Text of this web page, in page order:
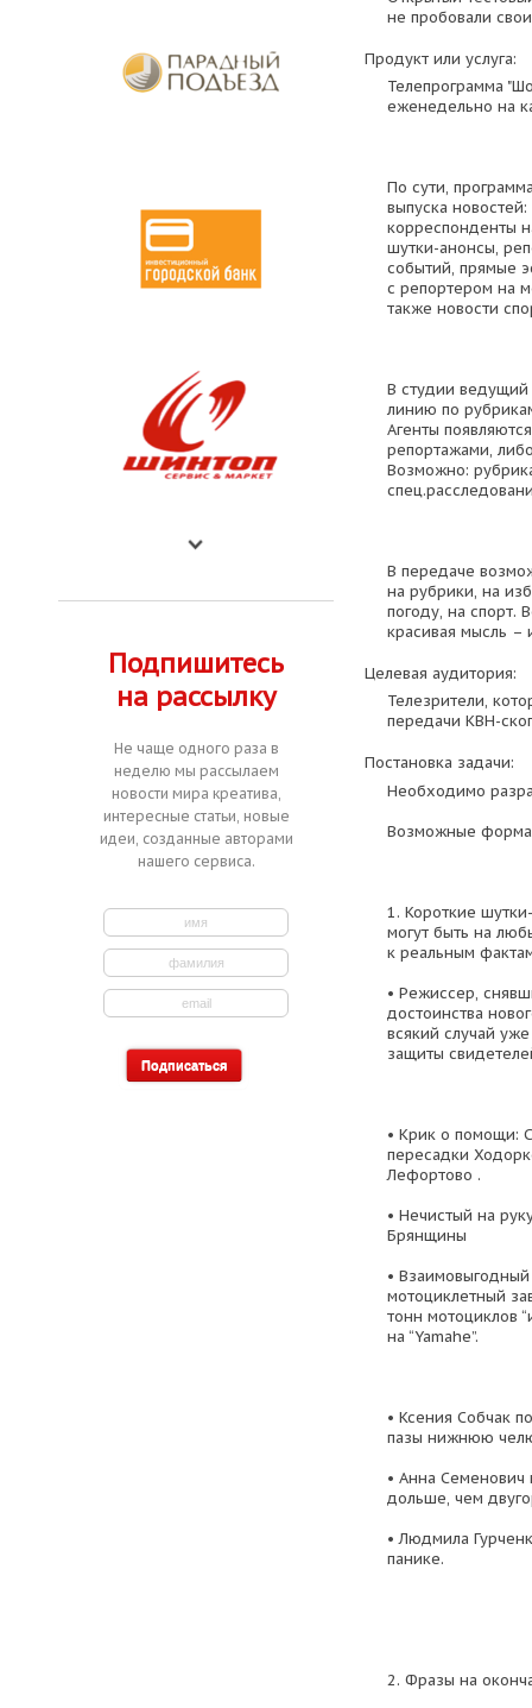
Подпишитесь
на рассылку
Не чаще одного раза в
неделю мы рассылаем
новости мира креатива,
интересные статьи, новые
идеи, созданные авторами
нашего сервиса.
не пробовали
Продукт или услуга:
Телепрограмма
еженедельно на
По сути,
выпуска
корреспонденты
шутки-анонсы,
событий, прямые
с репортером на
также новости
В студии
линию по
Агенты
репортажами,
Возможно:
В передаче
на рубрики, на
погоду, на спорт.
красивая мысль –
Целевая аудитория:
Телезрители,
передачи КВН-
Постановка задачи:
Необходимо
Возможные
1. Короткие
могут быть на
к реальным
• Режиссер,
достоинства
всякий случай
защиты
• Крик о помощи:
пересадки
Лефортово .
• Нечистый на
Брянщины
•
мотоциклетный
тонн мотоциклов
на “Yamahе”.
• Ксения Собчак
пазы нижнюю
• Анна Семенович
дольше, чем
• Людмила
панике.
2. Фразы на